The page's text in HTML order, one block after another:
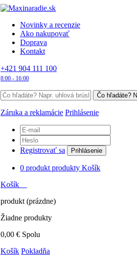
Novinky a recenzie
Ako nakupovať
Doprava
Kontakt
+421 904 111 100
8:00 - 16:00
Záruka a reklamácie Prihlásenie
Registrovať sa Prihlásenie
0 produkt produkty Košík
Košík
produkt (prázdne)
Žiadne produkty
0,00 € Spolu
Košík Pokladňa